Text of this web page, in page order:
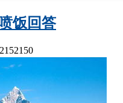
饭回答
52150